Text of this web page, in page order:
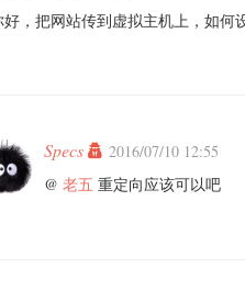
好，把网站传到虚拟主机上，如何
Specs
2016/07/10 12:55
@ 老五 重定向应该可以吧